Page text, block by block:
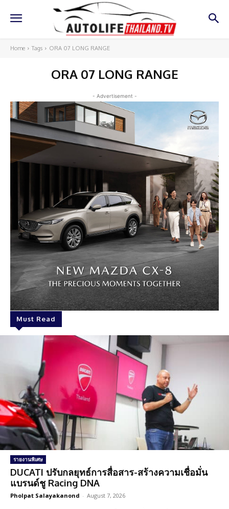
Home Tags ORA 07 LONG RANGE
ORA 07 LONG RANGE
- Advertisement -
Must Read
รายงานพิเศษ
DUCATI ปรับกลยุทธ์การสื่อสาร-สร้างความเชื่อมั่น
แบรนด์ชู Racing DNA
Pholpat Salayakanond - August 7, 2026